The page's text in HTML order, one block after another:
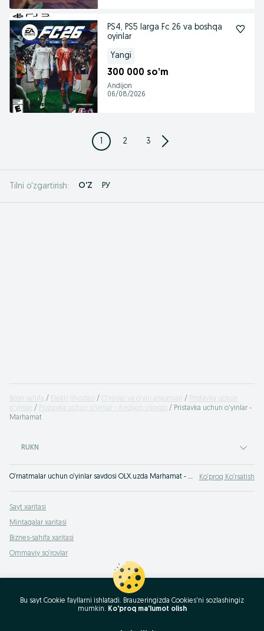
PS4, PS5 larga Fc 26 va boshqa
oyinlar
Yangi
300 000 so’m
Andijon
06/08/2026
1 2 3
Tilni o'zgartirish: O'Z РУ
Bosh sahifa Elektr jihozlari O'yinlar va o'yin anjomlari
Pristavka uchun
o'yinlar
Pristavka uchun o'yinlar - Andijon viloyati
Pristavka uchun o'yinlar -
Marhamat
RUKN
O‘rnatmalar uchun o‘yinlar savdosi OLX.uzda Marhamat - keng turdagi assortiment va arzon narxlar. Konsolar uchun eng yaxshi o‘yinlar - hozirning o‘zida tanlang va xarid qiling. OLX.uz Marhamat e‘lonlari - doimo foydali xaridlar! Ko‘proq Ko‘rsatish
Sayt xaritasi
Mintaqalar xaritasi
Biznes-sahifa xaritasi
Ommaviy so‘rovlar
Bu sayt Cookie fayllarni ishlatadi. Brauzeringizda Cookies'ni sozlashingiz
mumkin. Ko'proq ma'lumot olish